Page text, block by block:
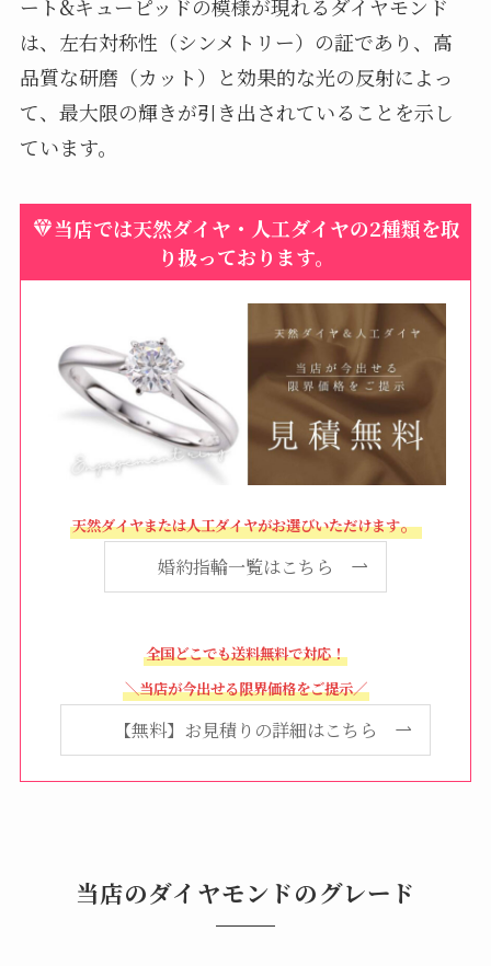
ート&キューピッドの模様が現れるダイヤモンド
は、左右対称性（シンメトリー）の証であり、高
品質な研磨（カット）と効果的な光の反射によっ
て、最大限の輝きが引き出されていることを示し
ています。
当店では天然ダイヤ・人工ダイヤの2種類を取
り扱っております。
天然ダイヤまたは人工ダイヤがお選びいただけます。
婚約指輪一覧はこちら
全国どこでも送料無料で対応！
＼当店が今出せる限界価格をご提示／
【無料】お見積りの詳細はこちら
当店のダイヤモンドのグレード